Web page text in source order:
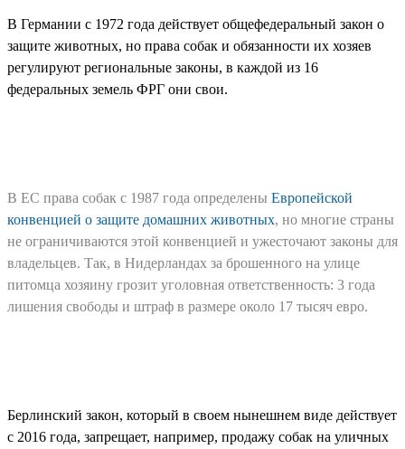
В Германии с 1972 года действует общефедеральный закон о
защите животных, но права собак и обязанности их хозяев
регулируют региональные законы, в каждой из 16
федеральных земель ФРГ они свои.
В ЕС права собак с 1987 года определены Европейской
конвенцией о защите домашних животных, но многие страны
не ограничиваются этой конвенцией и ужесточают законы для
владельцев. Так, в Нидерландах за брошенного на улице
питомца хозяину грозит уголовная ответственность: 3 года
лишения свободы и штраф в размере около 17 тысяч евро.
Берлинский закон, который в своем нынешнем виде действует
с 2016 года, запрещает, например, продажу собак на уличных